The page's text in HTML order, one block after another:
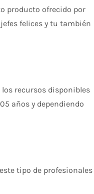
producto ofrecido por
felices y tu también
recursos disponibles
años y dependiendo
tipo de profesionales